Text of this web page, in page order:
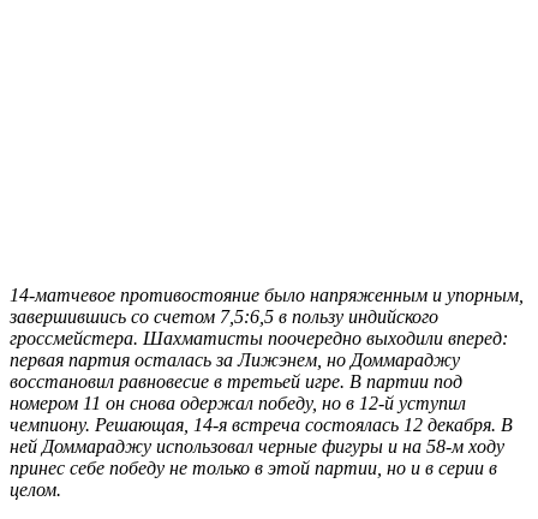
14-матчевое противостояние было напряженным и упорным,
завершившись со счетом 7,5:6,5 в пользу индийского
гроссмейстера. Шахматисты поочередно выходили вперед:
первая партия осталась за Лижэнем, но Доммараджу
восстановил равновесие в третьей игре. В партии под
номером 11 он снова одержал победу, но в 12-й уступил
чемпиону. Решающая, 14-я встреча состоялась 12 декабря. В
ней Доммараджу использовал черные фигуры и на 58-м ходу
принес себе победу не только в этой партии, но и в серии в
целом.